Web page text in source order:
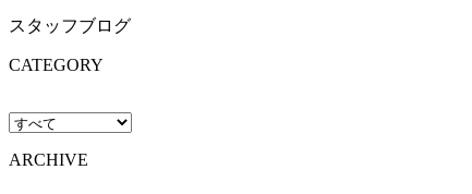
スタッフブログ
CATEGORY
ARCHIVE